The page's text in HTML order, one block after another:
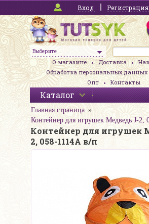
Вход Регистрация
Выберите
О магазине Доставка
Обработка персональных данных
Опт
Контакты
Каталог
Главная страница
Контейнер для игрушек Медведь J-2,
Контейнер для игрушек
2, 058-1114А в/п